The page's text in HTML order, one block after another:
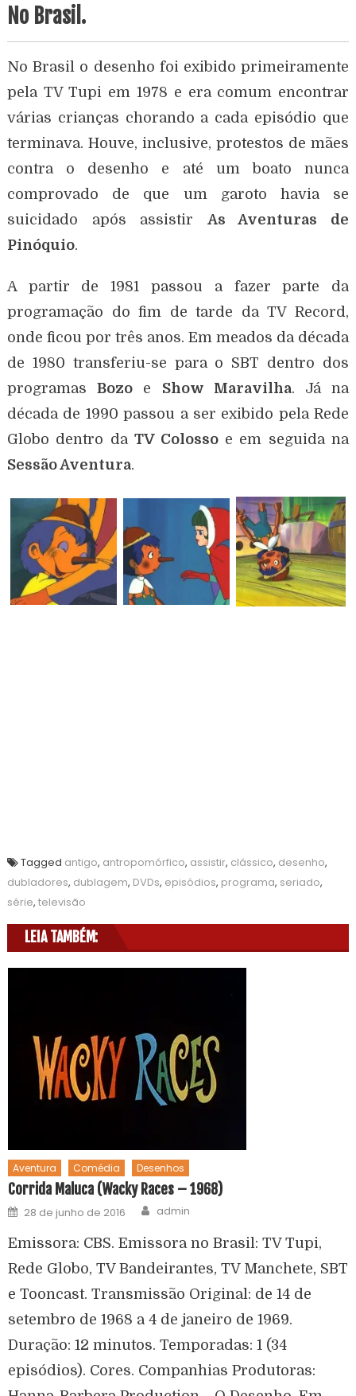
No Brasil.
No Brasil o desenho foi exibido primeiramente
pela TV Tupi em 1978 e era comum encontrar
várias crianças chorando a cada episódio que
terminava. Houve, inclusive, protestos de mães
contra o desenho e até um boato nunca
comprovado de que um garoto havia se
suicidado após assistir As Aventuras de
Pinóquio.
A partir de 1981 passou a fazer parte da
programação do fim de tarde da TV Record,
onde ficou por três anos. Em meados da década
de 1980 transferiu-se para o SBT dentro dos
programasBozo e Show Maravilha. Já na
década de 1990 passou a ser exibido pela Rede
Globo dentro daTV Colossoe em seguida na
Sessão Aventura.
Tagged antigo, antropomórfico, assistir, clássico, desenho,
dubladores, dublagem, DVDs, episódios, programa, seriado,
série, televisão
LEIA TAMBÉM:
Aventura Comédia Desenhos
Corrida Maluca (Wacky Races – 1968)
28 de junho de 2016 admin
Emissora: CBS. Emissora no Brasil: TV Tupi,
Rede Globo, TV Bandeirantes, TV Manchete, SBT
e Tooncast. Transmissão Original: de 14 de
setembro de 1968 a 4 de janeiro de 1969.
Duração: 12 minutos. Temporadas: 1 (34
episódios). Cores. Companhias Produtoras: